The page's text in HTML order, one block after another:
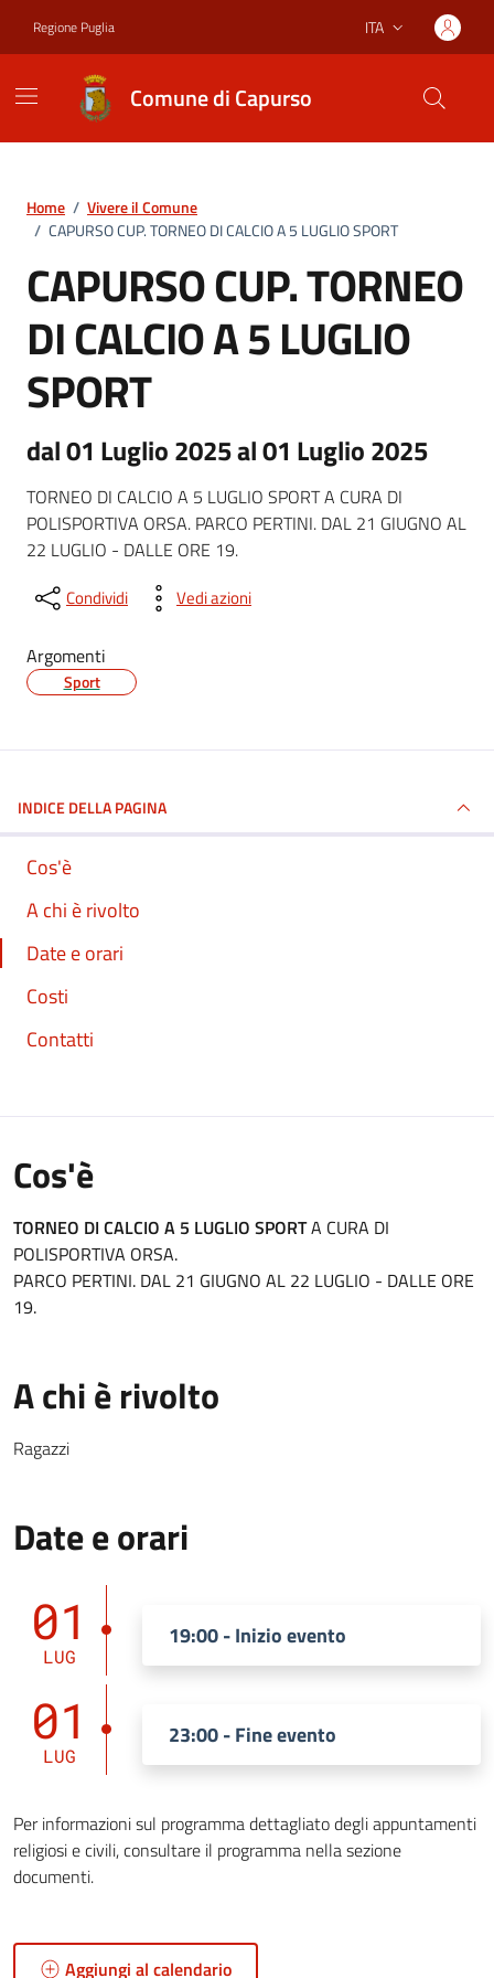
Regione Puglia Lingua attiva:
ITA
Comune di Capurso
Home / Vivere il Comune
/ CAPURSO CUP. TORNEO DI CALCIO A 5 LUGLIO SPORT
CAPURSO CUP. TORNEO
DI CALCIO A 5 LUGLIO
SPORT
dal 01 Luglio 2025 al 01 Luglio 2025
TORNEO DI CALCIO A 5 LUGLIO SPORT A CURA DI
POLISPORTIVA ORSA. PARCO PERTINI. DAL 21 GIUGNO AL
22 LUGLIO - DALLE ORE 19.
Condividi Vedi azioni
Argomenti
Sport
INDICE DELLA PAGINA
Cos'è
A chi è rivolto
Date e orari
Costi
Contatti
Cos'è
TORNEO DI CALCIO A 5 LUGLIO SPORTA CURA DI
POLISPORTIVA ORSA.
PARCO PERTINI. DAL 21 GIUGNO AL 22 LUGLIO - DALLE ORE
19.
A chi è rivolto
Ragazzi
Date e orari
01
LUG
19:00 - Inizio evento
01
LUG
23:00 - Fine evento
Per informazioni sul programma dettagliato degli appuntamenti
religiosi e civili, consultare il programma nella sezione
documenti.
Aggiungi al calendario